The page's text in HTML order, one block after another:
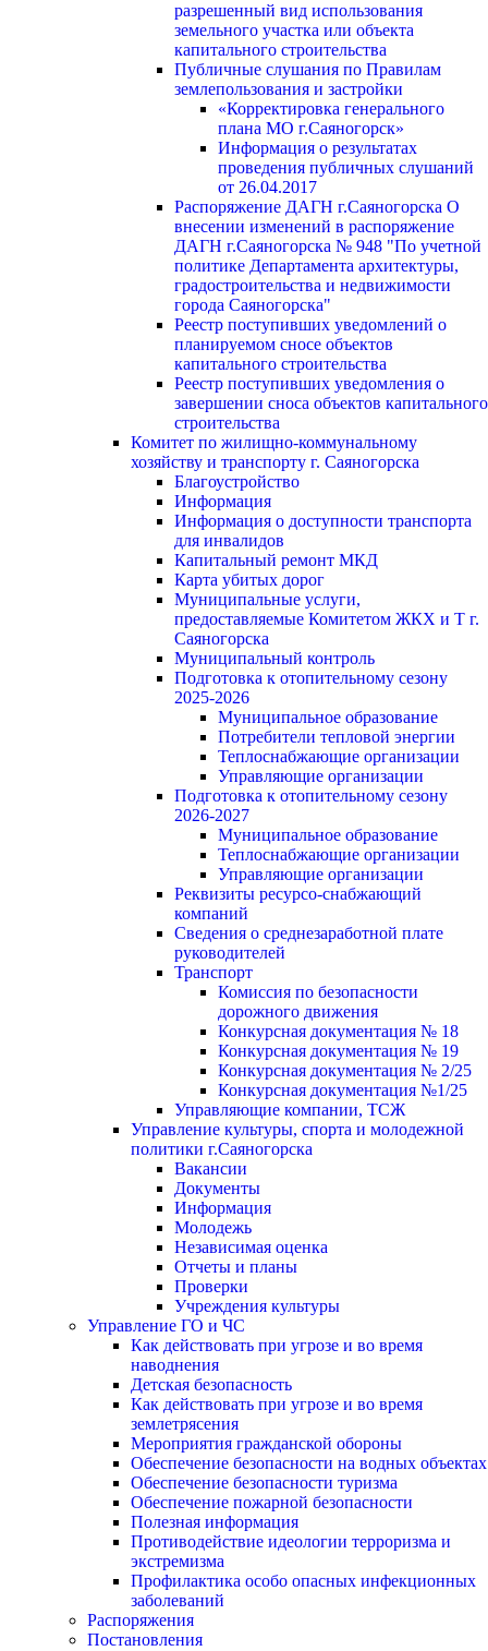
разрешенный вид использования
земельного участка или объекта
капитального строительства
Публичные слушания по Правилам
землепользования и застройки
«Корректировка генерального
плана МО г.Саяногорск»
Информация о результатах
проведения публичных слушаний
от 26.04.2017
Распоряжение ДАГН г.Саяногорска О
внесении изменений в распоряжение
ДАГН г.Саяногорска № 948 "По учетной
политике Департамента архитектуры,
градостроительства и недвижимости
города Саяногорска"
Реестр поступивших уведомлений о
планируемом сносе объектов
капитального строительства
Реестр поступивших уведомления о
завершении сноса объектов капитального
строительства
Комитет по жилищно-коммунальному
хозяйству и транспорту г. Саяногорска
Благоустройство
Информация
Информация о доступности транспорта
для инвалидов
Капитальный ремонт МКД
Карта убитых дорог
Муниципальные услуги,
предоставляемые Комитетом ЖКХ и Т г.
Саяногорска
Муниципальный контроль
Подготовка к отопительному сезону
2025-2026
Муниципальное образование
Потребители тепловой энергии
Теплоснабжающие организации
Управляющие организации
Подготовка к отопительному сезону
2026-2027
Муниципальное образование
Теплоснабжающие организации
Управляющие организации
Реквизиты ресурсо-снабжающий
компаний
Сведения о среднезаработной плате
руководителей
Транспорт
Комиссия по безопасности
дорожного движения
Конкурсная документация № 18
Конкурсная документация № 19
Конкурсная документация № 2/25
Конкурсная документация №1/25
Управляющие компании, ТСЖ
Управление культуры, спорта и молодежной
политики г.Саяногорска
Вакансии
Документы
Информация
Молодежь
Независимая оценка
Отчеты и планы
Проверки
Учреждения культуры
Управление ГО и ЧС
Как действовать при угрозе и во время
наводнения
Детская безопасность
Как действовать при угрозе и во время
землетрясения
Мероприятия гражданской обороны
Обеспечение безопасности на водных объектах
Обеспечение безопасности туризма
Обеспечение пожарной безопасности
Полезная информация
Противодействие идеологии терроризма и
экстремизма
Профилактика особо опасных инфекционных
заболеваний
Распоряжения
Постановления